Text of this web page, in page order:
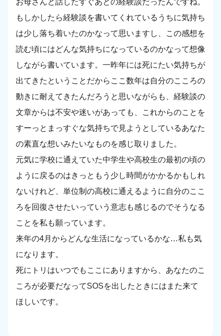
お母さんと話したすぐあとの経験談だったんですね。
もしかしたら経験談を書いてくれているうちに気持ち
は少し落ち着いたのかなって思いますし、この感想を
読む頃にはどんな気持ちになっているのかなって想像
しながら書いています。一昨年には死にたい気持ちが
出てきたということだからここ数年は自分のこころの
動きに耐えてきたんだろうと思いながらも、経験談の
文章からは不安や迷いがあっても、これからのことを
すーっとまっすぐな気持ちで見ようとしているあなた
の素直な想いみたいなものを感じ取りました。
元気に学校に通えていた中学生や高校生の最初の頃の
ように戻るのはきっともう少し時間がかかるかもしれ
ないけれど、単位制の高校に通えるように自分のここ
ろを回復させたいっていう意志も感じるのでそうなる
ことを私も願っています。
来年の4月からどんな生活になっているかな…私も気
になります。
死にトリはいつでもここにありますから、あなたのこ
ころが必要だなってSOSを出したときにはまた来て
ほしいです。